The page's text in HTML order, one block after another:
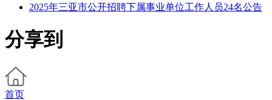
2025年三亚市公开招聘下属事业单位工作人员24名公告
分享到
首页